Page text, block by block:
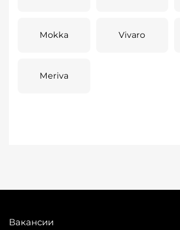
Mokka Vivaro
Meriva
Вакансии